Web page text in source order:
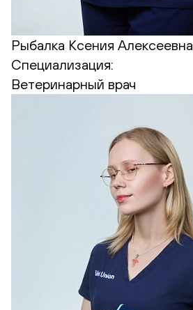
Рыбалка Ксения Алексеевна
Специализация:
Ветеринарный врач